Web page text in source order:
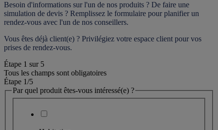
Besoin d'informations sur l'un de nos produits ? De faire une
simulation de devis ? Remplissez le formulaire pour planifier un
rendez-vous avec l'un de nos conseillers.
Vous êtes déjà client(e) ? Privilégiez votre espace client pour vos
prises de rendez-vous.
Étape 1 sur 5
Tous les champs sont obligatoires
Étape 1/5
Par quel produit êtes-vous intéressé(e) ?